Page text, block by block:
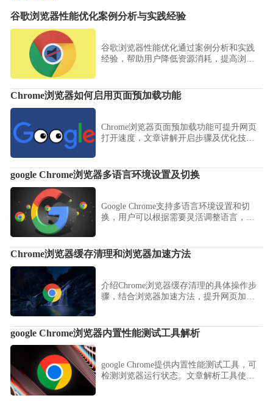
谷歌浏览器性能优化案例分析与实践经验
谷歌浏览器性能优化通过案例分析和实践
经验，帮助用户降低资源消耗，提高浏览
Chrome浏览器如何启用页面预加载功能
Chrome浏览器页面预加载功能可提升网页
打开速度，文章讲解开启步骤及优化技
google Chrome浏览器多语言环境设置及切换
Google Chrome支持多语言环境设置和切
换，用户可以根据需要灵活调整语言，提
Chrome浏览器缓存清理和浏览器加速方法
介绍Chrome浏览器缓存清理的具体操作步
骤，结合浏览器加速方法，提升网页加载
google Chrome浏览器内置性能测试工具解析
google Chrome提供内置性能测试工具，可
检测浏览器运行状态。文章解析工具使用